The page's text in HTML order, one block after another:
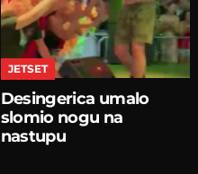
JETSET
Desingerica umalo
slomio nogu na
nastupu